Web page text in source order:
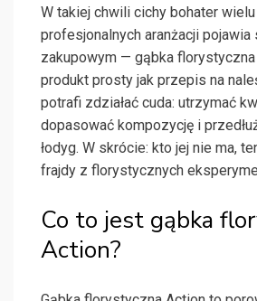
W takiej chwili cichy bohater
profesjonalnych aranżacji
zakupowym — gąbka florystyczna
produkt prosty jak przepis na
potrafi zdziałać cuda: utrzymać
dopasować kompozycję i
łodyg. W skrócie: kto jej nie ma,
frajdy z florystycznych
Co to jest gąbka
Action?